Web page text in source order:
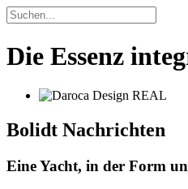
Die Essenz
Bolidt Nachrichten
Eine Yacht, in der Form